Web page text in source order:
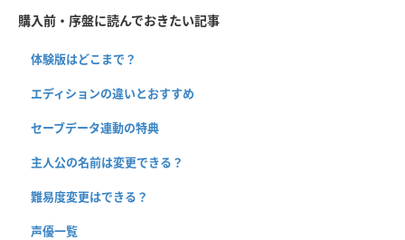
購入前・序盤に読んでおきたい記事
体験版はどこまで？
エディションの違いとおすすめ
セーブデータ連動の特典
主人公の名前は変更できる？
難易度変更はできる？
声優一覧